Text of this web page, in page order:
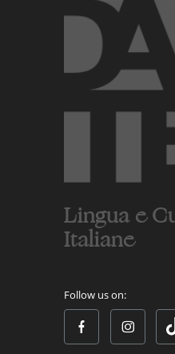
Lingua e
Italiane
Follow us on: